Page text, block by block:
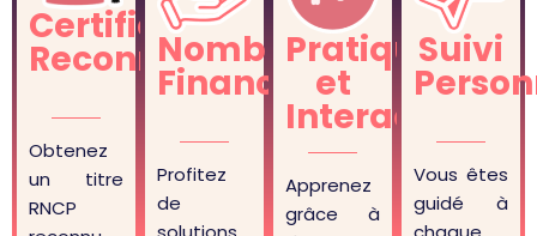
Certification
Reconnue
Obtenez
un titre
RNCP
Nombreux
Financement
Profitez
de
Pratique
et
Interactive
Apprenez
grâce à
Suivi
Vous êtes
guidé à